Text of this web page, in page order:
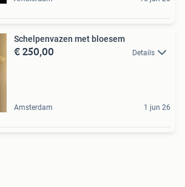
Schelpenvazen met bloesem
€ 250,00 Details
Amsterdam 1 jun 26